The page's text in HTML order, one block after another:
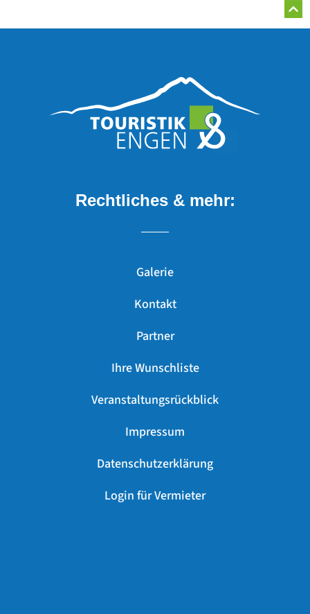
Rechtliches & mehr:
Galerie
Kontakt
Partner
Ihre Wunschliste
Veranstaltungsrückblick
Impressum
Datenschutzerklärung
Login für Vermieter